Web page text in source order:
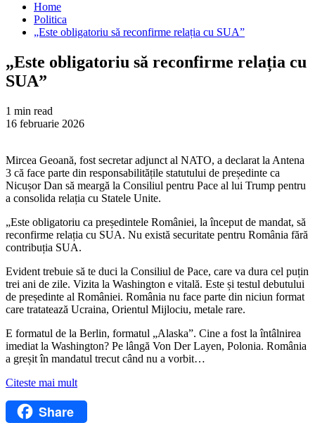
Home
Politica
„Este obligatoriu să reconfirme relația cu SUA”
„Este obligatoriu să reconfirme relația cu
SUA”
1 min read
16 februarie 2026
Mircea Geoană, fost secretar adjunct al NATO, a declarat la Antena
3 că face parte din responsabilitățile statutului de președinte ca
Nicușor Dan să meargă la Consiliul pentru Pace al lui Trump pentru
a consolida relația cu Statele Unite.
„Este obligatoriu ca președintele României, la început de mandat, să
reconfirme relația cu SUA. Nu există securitate pentru România fără
contribuția SUA.
Evident trebuie să te duci la Consiliul de Pace, care va dura cel puțin
trei ani de zile. Vizita la Washington e vitală. Este și testul debutului
de președinte al României. România nu face parte din niciun format
care tratatează Ucraina, Orientul Mijlociu, metale rare.
E formatul de la Berlin, formatul „Alaska”. Cine a fost la întâlnirea
imediat la Washington? Pe lângă Von Der Layen, Polonia. România
a greșit în mandatul trecut când nu a vorbit…
Citeste mai mult
Share